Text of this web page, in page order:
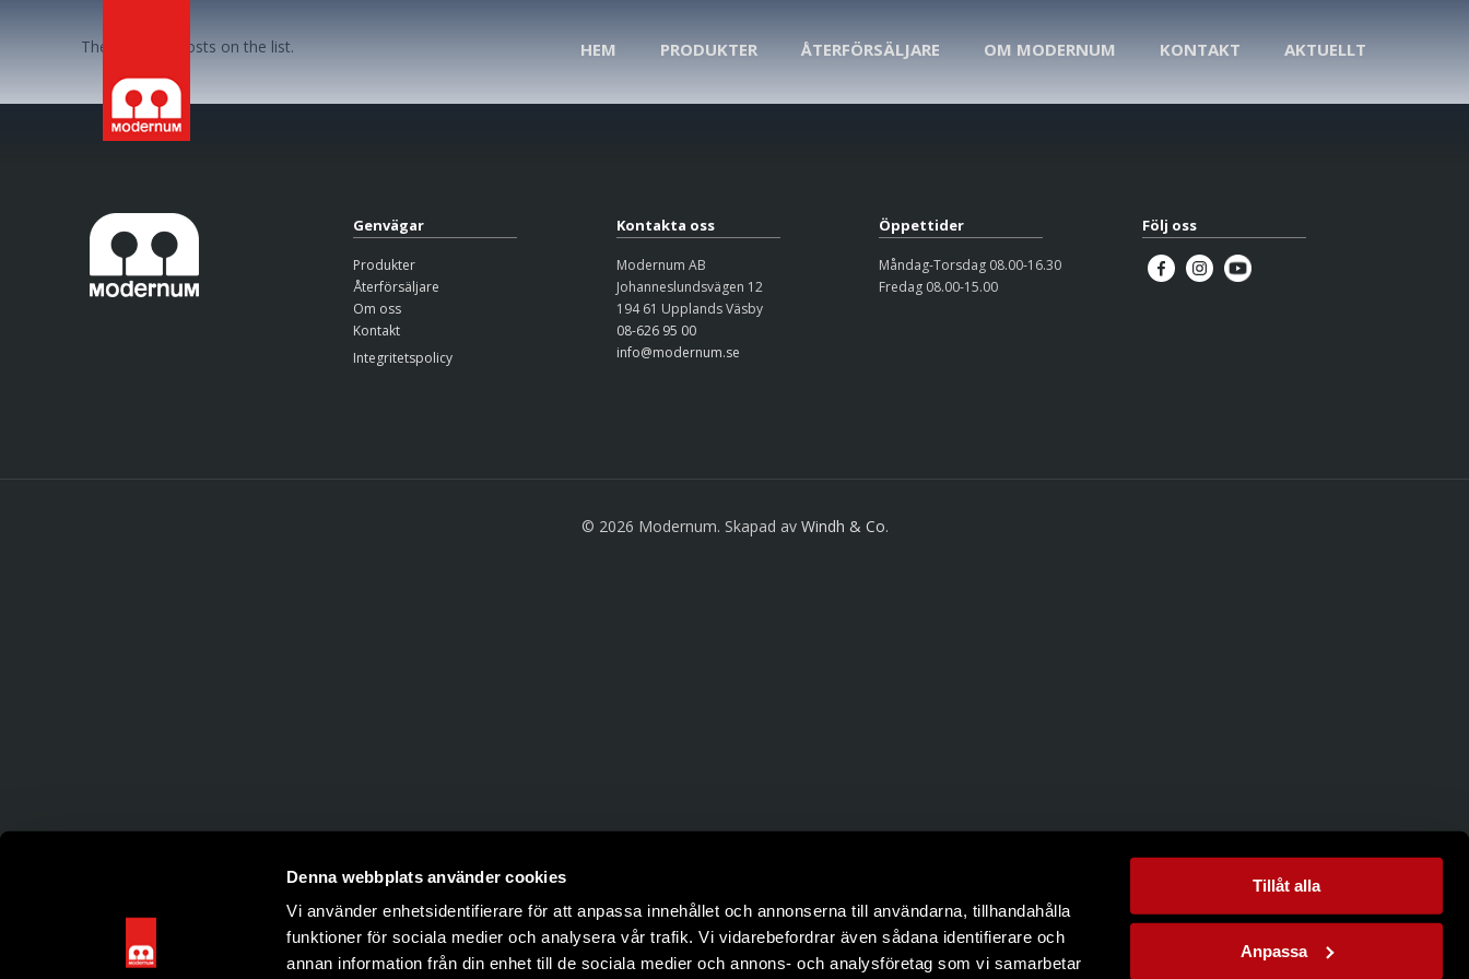
Denna webbplats använder cookies
Vi använder enhetsidentifierare för att anpassa innehållet och annonserna till användarna, tillhandahålla
funktioner för sociala medier och analysera vår trafik. Vi vidarebefordrar även sådana identifierare och
annan information från din enhet till de sociala medier och annons- och analysföretag som vi samarbetar
Tillåt alla
Anpassa
HEM PRODUKTER ÅTERFÖRSÄLJARE OM MODERNUM KONTAKT AKTUELLT
There are no posts on the list.
Genvägar
Produkter
Återförsäljare
Om oss
Kontakt
Integritetspolicy
Kontakta oss
Modernum AB
Johanneslundsvägen 12
194 61 Upplands Väsby
08-626 95 00
info@modernum.se
Öppettider
Måndag-Torsdag 08.00-16.30
Fredag 08.00-15.00
Följ oss
© 2026 Modernum. Skapad av Windh & Co.